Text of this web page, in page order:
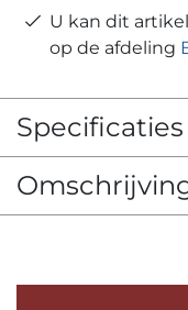
U kan dit
op de afdeling
Specificaties